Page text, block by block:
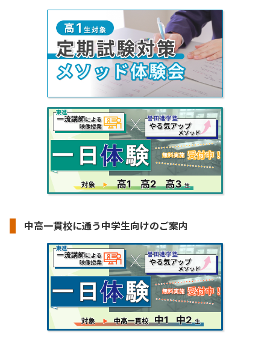
中高一貫校に通う中学生向けのご案内